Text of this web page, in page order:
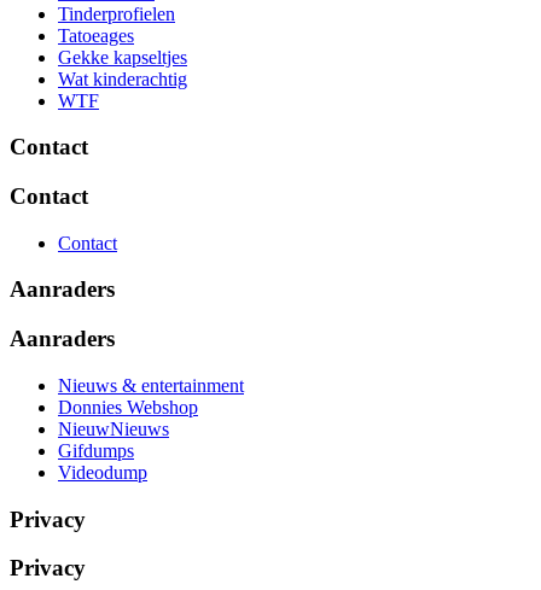
Tinderprofielen
Tatoeages
Gekke kapseltjes
Wat kinderachtig
WTF
Contact
Contact
Contact
Aanraders
Aanraders
Nieuws & entertainment
Donnies Webshop
NieuwNieuws
Gifdumps
Videodump
Privacy
Privacy